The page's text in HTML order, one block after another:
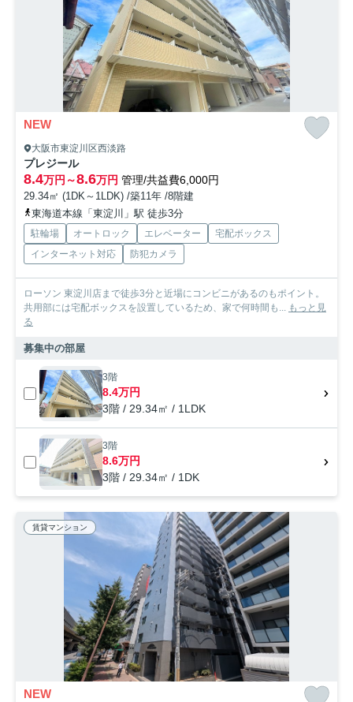
NEW
大阪市東淀川区西淡路
プレジール
8.4万円～8.6万円 管理/共益費6,000円
29.34㎡ (1DK～1LDK) /築11年 /8階建
東海道本線「東淀川」駅 徒歩3分
駐輪場 オートロック エレベーター
宅配ボックス
インターネット対応
防犯カメラ
ローソン 東淀川店まで徒歩3分と近場にコンビニがあるのもポイント。
共用部には宅配ボックスを設置しているため、家で何時間も... もっと見
る
募集中の部屋
3階
8.4万円
3階 / 29.34㎡ / 1LDK
3階
8.6万円
3階 / 29.34㎡ / 1DK
賃貸マンション
NEW